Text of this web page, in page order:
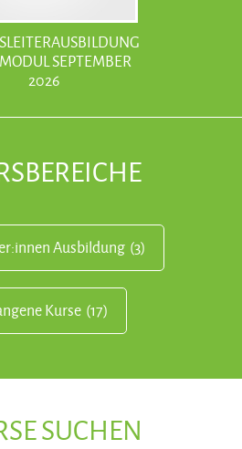
SEPTEMBER
2026
Ausbildung (3)
Kurse (17)
SUCHEN